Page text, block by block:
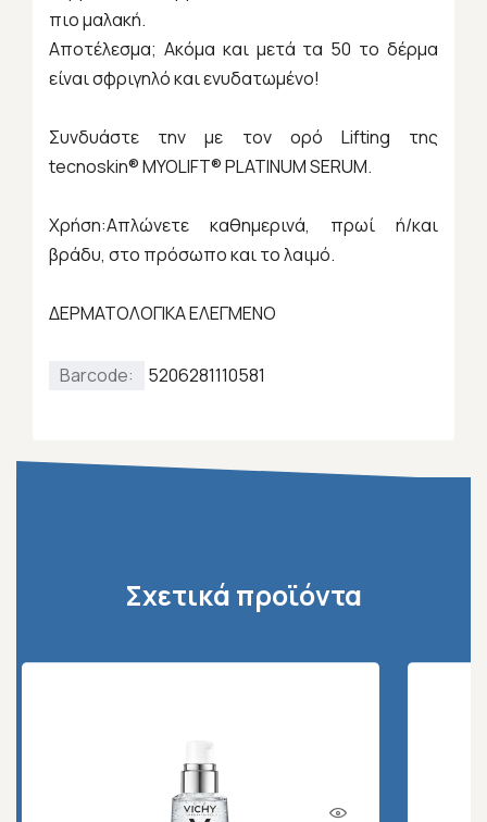
πιο μαλακή.
Αποτέλεσμα; Ακόμα και μετά τα 50 το δέρμα
είναι σφριγηλό και ενυδατωμένο!
Συνδυάστε την με τον ορό Lifting της
tecnoskin® MYOLIFT® PLATINUM SERUM.
Χρήση:Απλώνετε καθημερινά, πρωί ή/και
βράδυ, στο πρόσωπο και το λαιμό.
ΔΕΡΜΑΤΟΛΟΓΙΚΑ ΕΛΕΓΜΕΝΟ
Barcode: 5206281110581
Σχετικά προϊόντα